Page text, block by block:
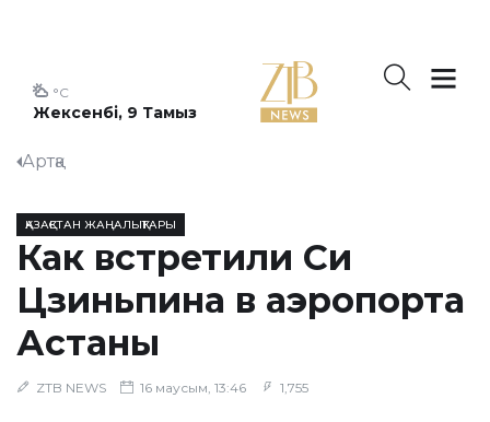
Жексенбі, 9 Тамыз
°C
Артқа
ҚАЗАҚСТАН ЖАҢАЛЫҚТАРЫ
Как встретили Си
Цзиньпина в аэропорта
Астаны
ZTB NEWS 16 маусым, 13:46 1,755